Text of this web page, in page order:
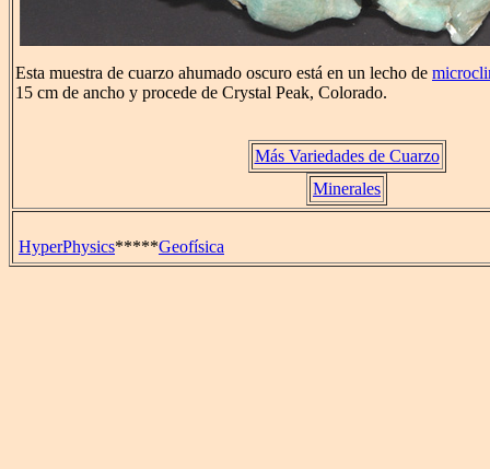
Esta muestra de cuarzo ahumado oscuro está en un lecho de
15 cm de ancho y procede de Crystal Peak, Colorado.
Más Variedades de Cuarzo
Minerales
HyperPhysics*****Geofísica